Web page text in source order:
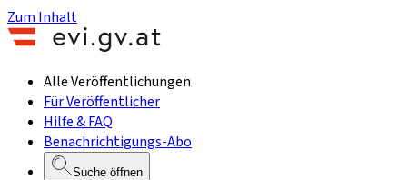
Zum Inhalt
Alle Veröffentlichungen
Für Veröffentlicher
Hilfe & FAQ
Benachrichtigungs-Abo
Suche öffnen